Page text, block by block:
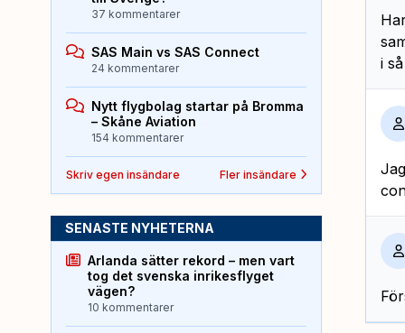
i
37 kommentarer
SAS Main vs SAS Connect
24 kommentarer
Nytt flygbolag startar på Bromma
– Skåne Aviation
154 kommentarer
Skriv egen insändare Fler insändare
SENASTE NYHETERNA
Arlanda sätter rekord – men vart
tog det svenska inrikesflyget
vägen?
10 kommentarer